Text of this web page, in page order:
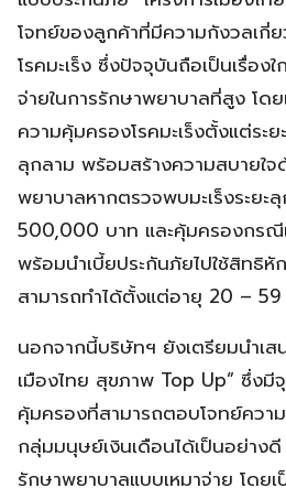
โจทย์ของลูกค้าที่มีความกังวลเกี่
โรคมะเร็ง ซึ่งปัจจุบันถือเป็นเรื่อง
จ่ายในการรักษาพยาบาลที่สูง โด
ความคุ้มครองโรคมะเร็งตั้งแต่ระ
ลุกลาม พร้อมสร้างความสบายใ
พยาบาลหากตรวจพบมะเร็งระยะ
500,000 บาท และคุ้มครองกร
พร้อมนำเบี้ยประกันภัยไปใช้สิทธิ
สามารถทำได้ตั้งแต่อายุ 20 –
นอกจากนี้บริษัทฯ ยังเตรียมนำเ
เมืองไทย สุขภาพ Top Up” ซึ่งมี
คุ้มครองที่สามารถตอบโจทย์ควา
กลุ่มมนุษย์เงินเดือนได้เป็นอย่าง
รักษาพยาบาลแบบเหมาจ่าย โดย